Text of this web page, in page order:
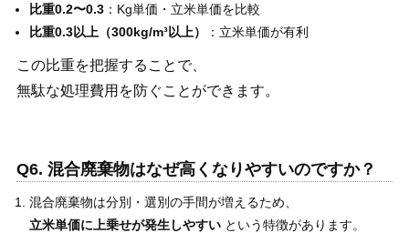
比重0.2〜0.3：Kg単価・立米単価を比較
比重0.3以上（300kg/m³以上）
：立米単価が有利
この比重を把握することで、
無駄な処理費用を防ぐことができます。
Q6. 混合廃棄物はなぜ高くなりやすいのですか？
混合廃棄物は分別・選別の手間が増えるため、
立米単価に上乗せが発生しやすいという特徴があります。